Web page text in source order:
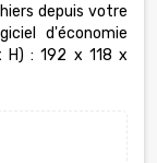
depuis votre
d'économie
H) : 192 x 118 x